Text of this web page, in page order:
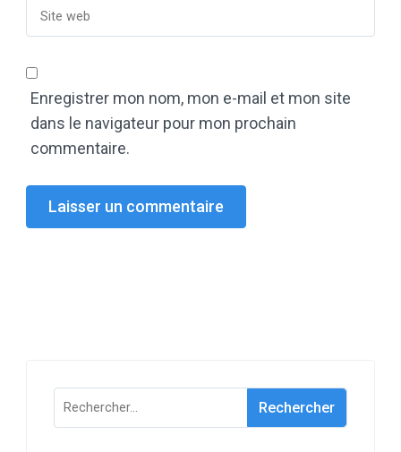
Enregistrer mon nom, mon e-mail et mon site
dans le navigateur pour mon prochain
commentaire.
Rechercher :